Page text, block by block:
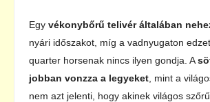
Egy vékonybőrű telivér általában
nyári időszakot, míg a vadnyugaton
quarter horsenak nincs ilyen gondja. A
jobban vonzza a legyeket , mint a
nem azt jelenti, hogy akinek világos